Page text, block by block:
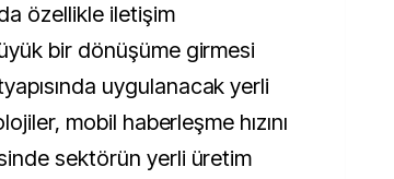
özellikle iletişim
bir dönüşüme girmesi
uygulanacak yerli
mobil haberleşme hızını
sektörün yerli üretim